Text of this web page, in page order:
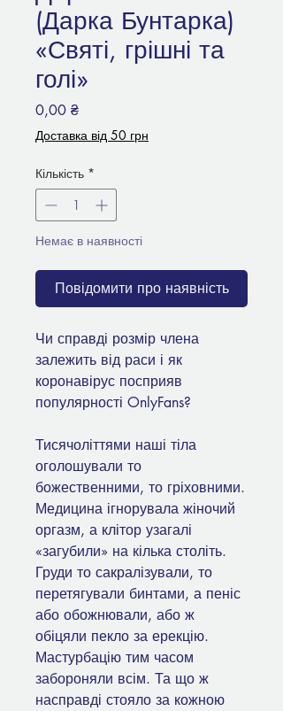
(Дарка Бунтарка)
«Святі, грішні та
голі»
0,00 ₴Ціна
Доставка від 50 грн
Кількість *
Немає в наявності
Повідомити про наявність
Чи справді розмір члена
залежить від раси і як
коронавірус посприяв
популярності OnlyFans?
Тисячоліттями наші тіла
оголошували то
божественними, то гріховними.
Медицина ігнорувала жіночий
оргазм, а клітор узагалі
«загубили» на кілька століть.
Груди то сакралізували, то
перетягували бинтами, а пеніс
або обожнювали, або ж
обіцяли пекло за ерекцію.
Мастурбацію тим часом
забороняли всім. Та що ж
насправді стояло за кожною